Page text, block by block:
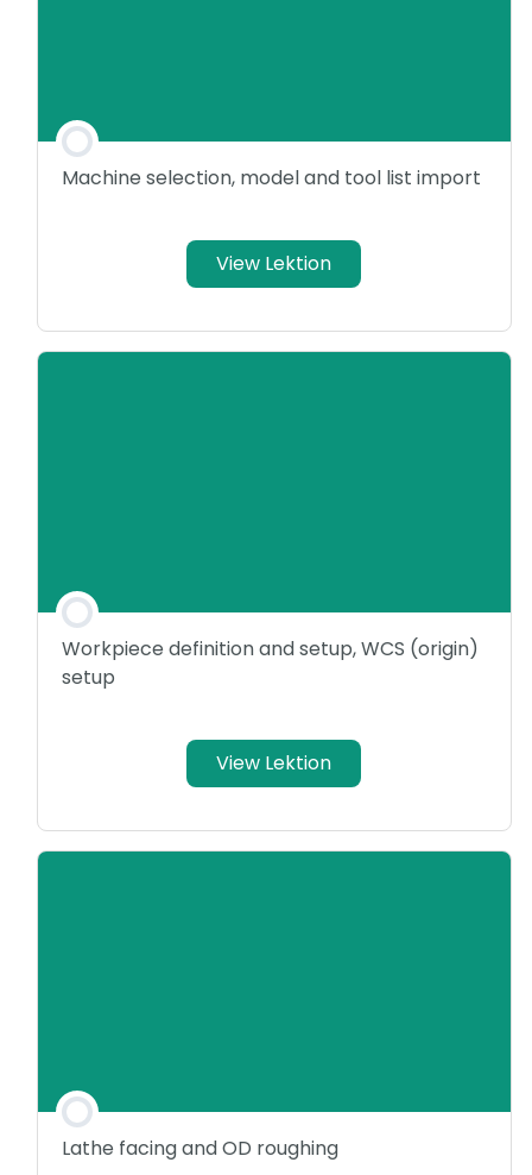
Machine selection, model and tool list import
View Lektion
Workpiece definition and setup, WCS (origin)
setup
View Lektion
Lathe facing and OD roughing